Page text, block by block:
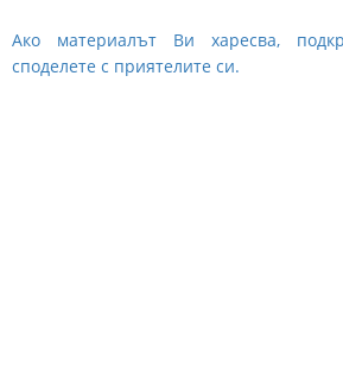
Ако материалът Ви харесва,
споделете с приятелите си.